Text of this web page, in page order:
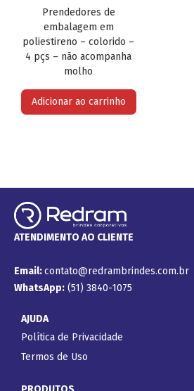
Prendedores de
embalagem em
poliestireno – colorido –
4 pçs – não acompanha
molho
Adicionar ao carrinho
ATENDIMENTO AO CLIENTE
Email:contato@redrambrindes.com.br
WhatsApp: (51) 3840-1075
AJUDA
Política de Privacidade
Termos de Uso